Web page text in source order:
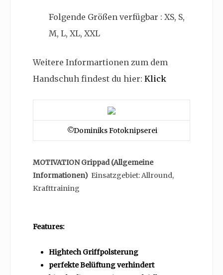
Folgende Größen verfügbar : XS, S,
M, L, XL, XXL
Weitere Informartionen zum dem
Handschuh findest du hier: Klick
©Dominiks Fotoknipserei
MOTIVATION Grippad (Allgemeine
Informationen) Einsatzgebiet: Allround,
Krafttraining
Features:
Hightech Griffpolsterung
perfekte Belüftung verhindert